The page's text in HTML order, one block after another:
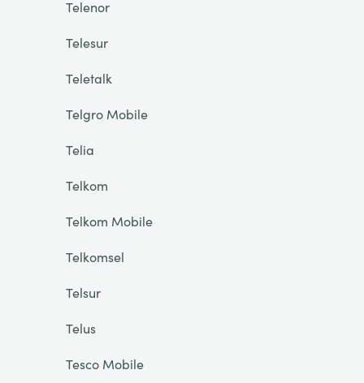
Telenor
Telesur
Teletalk
Telgro Mobile
Telia
Telkom
Telkom Mobile
Telkomsel
Telsur
Telus
Tesco Mobile